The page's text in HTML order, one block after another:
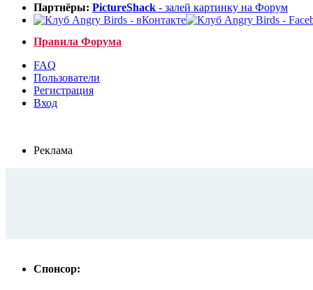
Партнёры: PictureShack - залей картинку на Форум
Правила Форума
FAQ
Пользователи
Регистрация
Вход
Реклама
Спонсор: